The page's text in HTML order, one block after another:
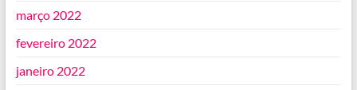
março 2022
fevereiro 2022
janeiro 2022